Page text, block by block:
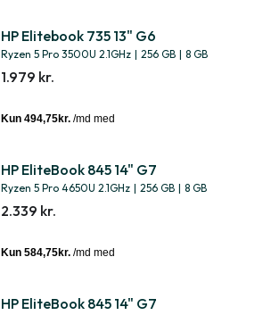
HP Elitebook 735 13" G6
Ryzen 5 Pro 3500U 2.1GHz | 256 GB | 8 GB
1.979 kr.
HP EliteBook 845 14" G7
Ryzen 5 Pro 4650U 2.1GHz | 256 GB | 8 GB
2.339 kr.
HP EliteBook 845 14" G7